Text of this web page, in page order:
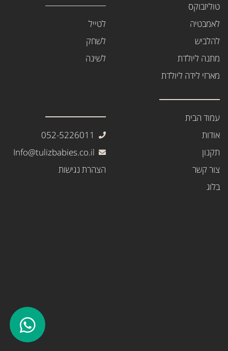
טוליזבוקס
לאמבטיה
להלביש
מתנה ליולדת
מארזי לידה ליולדת
לטייל
לשחק
לשינה
עמוד הבית
אודות
תקנון
צור קשר
בלוג
052-5226011
Info@tulizbabies.co.il
הצהרת נגישות